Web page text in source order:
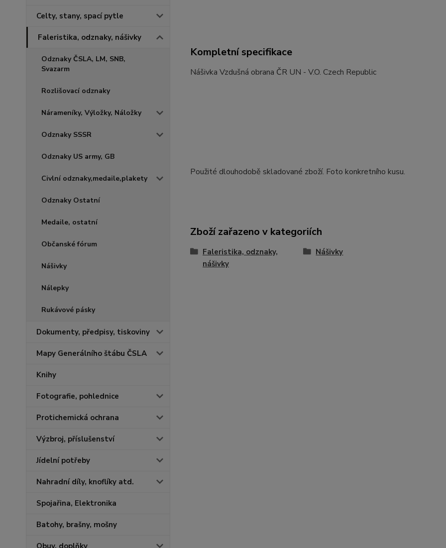
Celty, stany, spací pytle
Faleristika, odznaky, nášivky
Odznaky ČSLA, LM, SNB,
Svazarm
Rozlišovací odznaky
Nárameníky, Výložky, Náložky
Odznaky SSSR
Odznaky US army, GB
Civlní odznaky,medaile,plakety
Odznaky Ostatní
Medaile, ostatní
Občanské fórum
Nášivky
Nálepky
Rukávové pásky
Dokumenty, předpisy, tiskoviny
Mapy Generálního štábu ČSLA
Knihy
Fotografie, pohlednice
Protichemická ochrana
Výzbroj, příslušenství
Jídelní potřeby
Nahradní díly, knoflíky atd.
Spojařina, Elektronika
Batohy, brašny, mošny
Obuv, doplňky
Kompletní specifikace
Nášivka Vzdušná obrana ČR UN - V.O. Czech Republic
Použité dlouhodobě skladované zboží. Foto konkretního kusu.
Zboží zařazeno v kategoriích
Faleristika, odznaky,
nášivky
Nášivky